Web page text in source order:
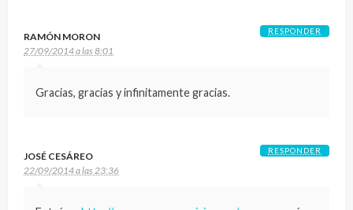
RAMÓN MORON
27/09/2014 a las 8:01
Gracias, gracias y infinitamente gracias.
RESPONDER
JOSÉ CESÁREO
22/09/2014 a las 23:36
RESPONDER